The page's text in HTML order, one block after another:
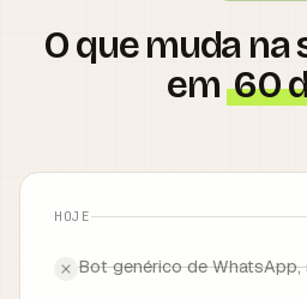
O que muda na
em 60
HOJE
Bot genérico de WhatsApp,